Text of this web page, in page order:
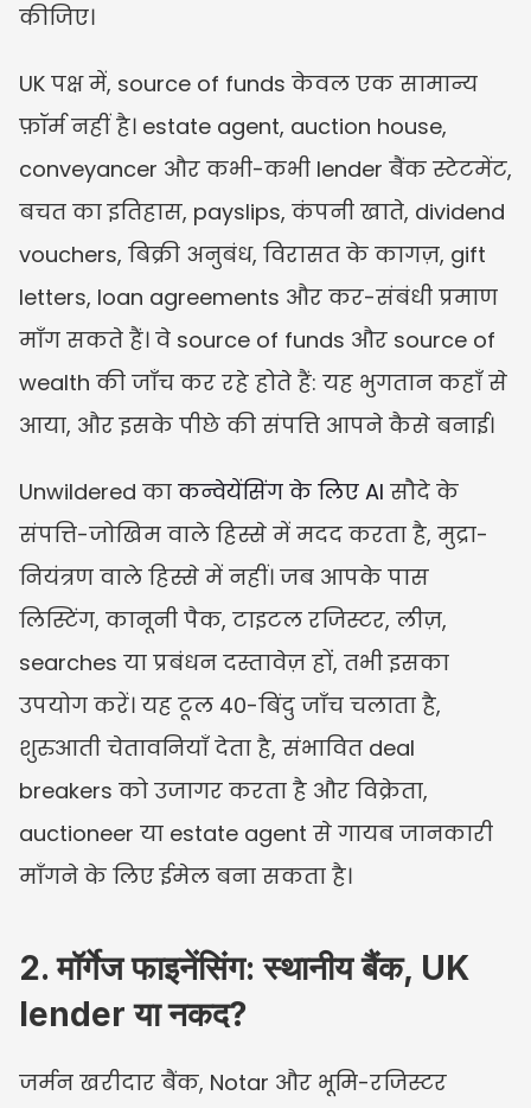
कीजिए।
UK पक्ष में, source of funds केवल एक सामान्य
फ़ॉर्म नहीं है। estate agent, auction house,
conveyancer और कभी-कभी lender बैंक स्टेटमेंट,
बचत का इतिहास, payslips, कंपनी खाते, dividend
vouchers, बिक्री अनुबंध, विरासत के कागज़, gift
letters, loan agreements और कर-संबंधी प्रमाण
माँग सकते हैं। वे source of funds और source of
wealth की जाँच कर रहे होते हैं: यह भुगतान कहाँ से
आया, और इसके पीछे की संपत्ति आपने कैसे बनाई।
Unwildered का कन्वेयेंसिंग के लिए AI सौदे के
संपत्ति-जोखिम वाले हिस्से में मदद करता है, मुद्रा-
नियंत्रण वाले हिस्से में नहीं। जब आपके पास
लिस्टिंग, कानूनी पैक, टाइटल रजिस्टर, लीज़,
searches या प्रबंधन दस्तावेज़ हों, तभी इसका
उपयोग करें। यह टूल 40-बिंदु जाँच चलाता है,
शुरुआती चेतावनियाँ देता है, संभावित deal
breakers को उजागर करता है और विक्रेता,
auctioneer या estate agent से गायब जानकारी
माँगने के लिए ईमेल बना सकता है।
2. मॉर्गेज फाइनेंसिंग: स्थानीय बैंक, UK
lender या नकद?
जर्मन खरीदार बैंक, Notar और भूमि-रजिस्टर